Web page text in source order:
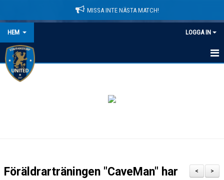
MISSA INTE NÄSTA MATCH!
HEM LOGGA IN
HEM
>
<
Föräldrarträningen "CaveMan" har